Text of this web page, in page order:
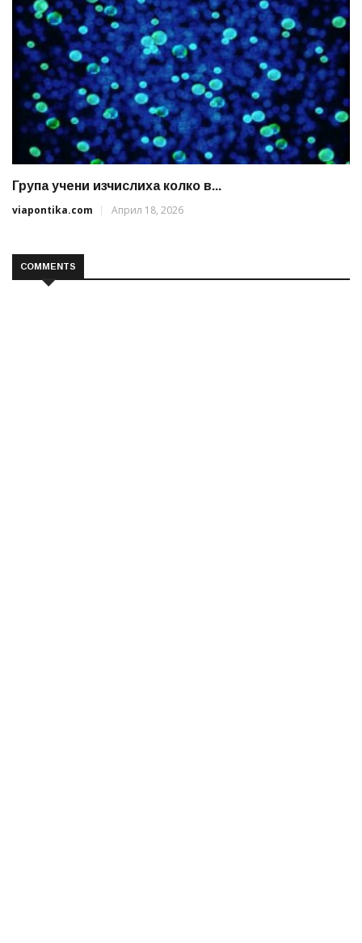
Група учени изчислиха колко в...
viapontika.com
Април 18, 2026
COMMENTS